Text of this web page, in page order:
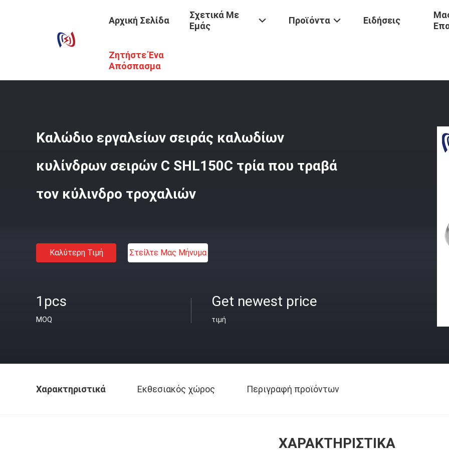
Αρχική Σελίδα
Σχετικά Με
Εμάς
Προϊόντα Ειδήσεις
Ζητήστε Ένα
Απόσπασμα
Προϊόντα / Τεχνουργήματα Για Την Κατασκευή Καλωδίων
Καλώδιο εργαλείων σειράς καλωδίων
κυλίνδρων σειρών C SHL150C τρία που τραβά
τον κύλινδρο τροχαλιών
Καλύτερη Τιμή Στείλτε Μας Μήνυμα
1pcs
MOQ
Get newest price
τιμή
Χαρακτηριστικά Εκθεσιακός χώρος Περιγραφή προϊόντων
ΧΑΡΑΚΤΗΡΙΣΤΙΚΆ